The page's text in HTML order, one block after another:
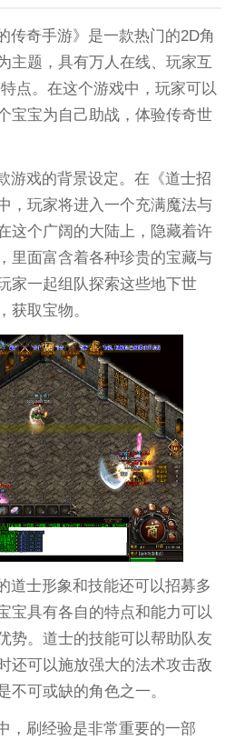
传奇手游》是一款热门的2D角
主题，具有万人在线、玩家互
点。在这个游戏中，玩家可以
宝宝为自己助战，体验传奇世
游戏的背景设定。在《道士招
，玩家将进入一个充满魔法与
这个广阔的大陆上，隐藏着许
里面富含着各种珍贵的宝藏与
家一起组队探索这些地下世
获取宝物。
道士形象和技能还可以招募多
宝具有各自的特点和能力可以
势。道士的技能可以帮助队友
还可以施放强大的法术攻击敌
不可或缺的角色之一。
，刷经验是非常重要的一部